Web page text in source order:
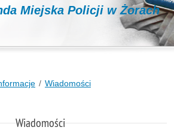
Miejska Policji w Żorach
Wiadomości
Wiadomości